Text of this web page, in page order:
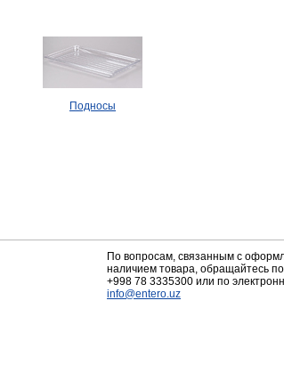
Подносы
По вопросам, связанным с
наличием товара, обращайтесь
+998 78 3335300 или по
info@entero.uz